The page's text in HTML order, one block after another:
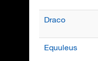
Draco
Equuleus